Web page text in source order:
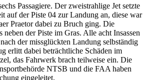
Passagiere. Der zweistrahlige Jet setzte
auf der Piste 04 zur Landung an, diese war
Praetor dabei zu Bruch ging. Die
neben der Piste im Gras. Alle acht Insassen
der missglückten Landung selbständig
erlitt dabei beträchtliche Schäden im
das Fahrwerk brach teilweise ein. Die
NTSB und die FAA haben
eingeleitet.